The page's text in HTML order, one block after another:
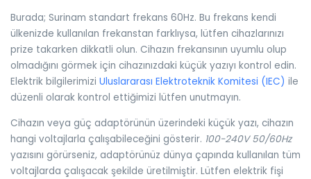
Burada; Surinam standart frekans 60Hz. Bu frekans kendi
ülkenizde kullanılan frekanstan farklıysa, lütfen cihazlarınızı
prize takarken dikkatli olun. Cihazın frekansının uyumlu olup
olmadığını görmek için cihazınızdaki küçük yazıyı kontrol edin.
Elektrik bilgilerimizi Uluslararası Elektroteknik Komitesi (IEC) ile
düzenli olarak kontrol ettiğimizi lütfen unutmayın.
Cihazın veya güç adaptörünün üzerindeki küçük yazı, cihazın
hangi voltajlarla çalışabileceğini gösterir. 100-240V 50/60Hz
yazısını görürseniz, adaptörünüz dünya çapında kullanılan tüm
voltajlarda çalışacak şekilde üretilmiştir. Lütfen elektrik fişi